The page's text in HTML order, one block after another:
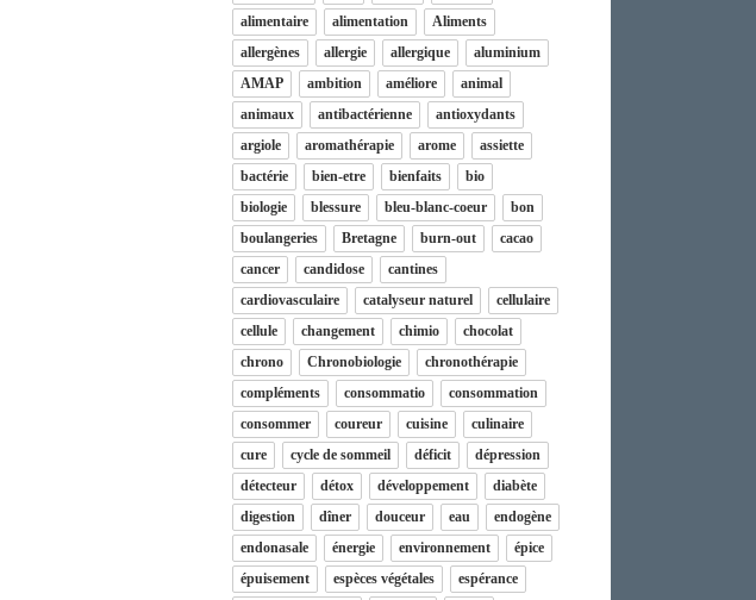
alimentaire
alimentation
Aliments
allergènes
allergie allergique
aluminium
AMAP
ambition améliore
animal
animaux
antibactérienne
antioxydants
argiole
aromathérapie arome
assiette
bactérie
bien-etre bienfaits
bio
biologie
blessure bleu-blanc-coeur
bon
boulangeries
Bretagne burn-out
cacao
cancer
candidose
cantines
cardiovasculaire
catalyseur naturel
cellulaire
cellule
changement chimio
chocolat
chrono
Chronobiologie
chronothérapie
compléments
consommatio
consommation
consommer
coureur cuisine
culinaire
cure
cycle de sommeil déficit
dépression
détecteur
détox développement
diabète
digestion
dîner douceur eau
endogène
endonasale
énergie environnement
épice
épuisement
espèces végétales
espérance